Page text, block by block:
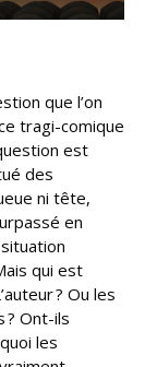
que l’on
tragi-comique
est
des
ni tête,
en
qui est
? Ou les
? Ont-ils
les